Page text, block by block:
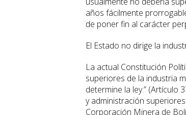
años fácilmente
de poner fin al carácter
El Estado no dirige la
La actual Constitución
superiores de la industria
determine la ley.” (Artículo
y administración
Corporación Minera de